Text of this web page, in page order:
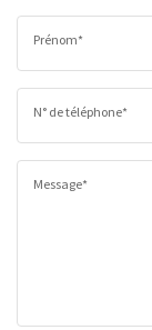
Prénom*
N° de téléphone*
Message*